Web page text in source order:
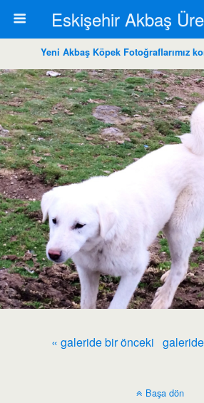
Yeni Akbaş Köpek Fotoğraflarımız
« galeride bir önceki
Başa dön